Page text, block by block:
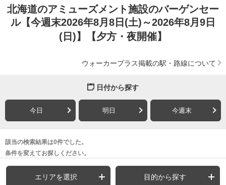
北海道のアミューズメント施設のバーゲンセー
ル【今週末2026年8月8日(土)～2026年8月9日
(日)】【夕方・夜開催】
ウォーカープラス掲載の駅・路線について
日付から探す
今日 明日 今週末
該当の検索結果は0件でした。
条件を変えてお探しください。
エリアを選択 目的から探す